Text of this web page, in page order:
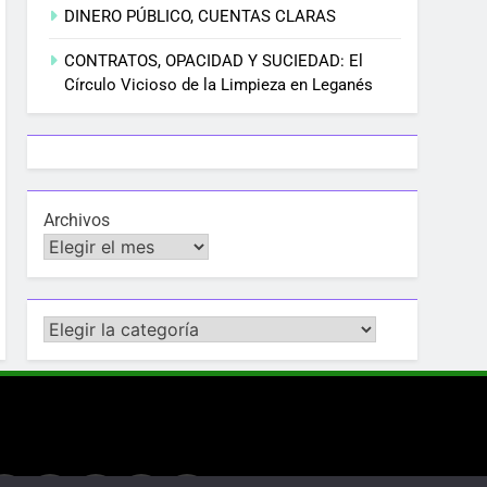
DINERO PÚBLICO, CUENTAS CLARAS
CONTRATOS, OPACIDAD Y SUCIEDAD: El
Círculo Vicioso de la Limpieza en Leganés
Archivos
Categorías